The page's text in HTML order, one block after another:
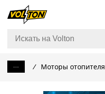
... / Моторы отопителя